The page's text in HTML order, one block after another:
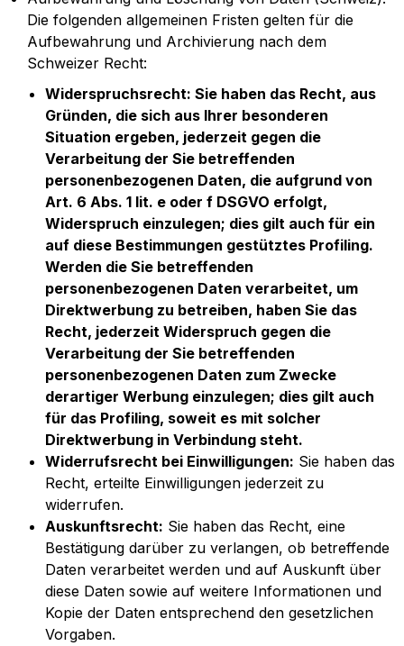
Die folgenden allgemeinen Fristen gelten für die
Aufbewahrung und Archivierung nach dem
Schweizer Recht:
Widerspruchsrecht: Sie haben das Recht, aus
Gründen, die sich aus Ihrer besonderen
Situation ergeben, jederzeit gegen die
Verarbeitung der Sie betreffenden
personenbezogenen Daten, die aufgrund von
Art. 6 Abs. 1 lit. e oder f DSGVO erfolgt,
Widerspruch einzulegen; dies gilt auch für ein
auf diese Bestimmungen gestütztes Profiling.
Werden die Sie betreffenden
personenbezogenen Daten verarbeitet, um
Direktwerbung zu betreiben, haben Sie das
Recht, jederzeit Widerspruch gegen die
Verarbeitung der Sie betreffenden
personenbezogenen Daten zum Zwecke
derartiger Werbung einzulegen; dies gilt auch
für das Profiling, soweit es mit solcher
Direktwerbung in Verbindung steht.
Widerrufsrecht bei Einwilligungen: Sie haben das
Recht, erteilte Einwilligungen jederzeit zu
widerrufen.
Auskunftsrecht: Sie haben das Recht, eine
Bestätigung darüber zu verlangen, ob betreffende
Daten verarbeitet werden und auf Auskunft über
diese Daten sowie auf weitere Informationen und
Kopie der Daten entsprechend den gesetzlichen
Vorgaben.